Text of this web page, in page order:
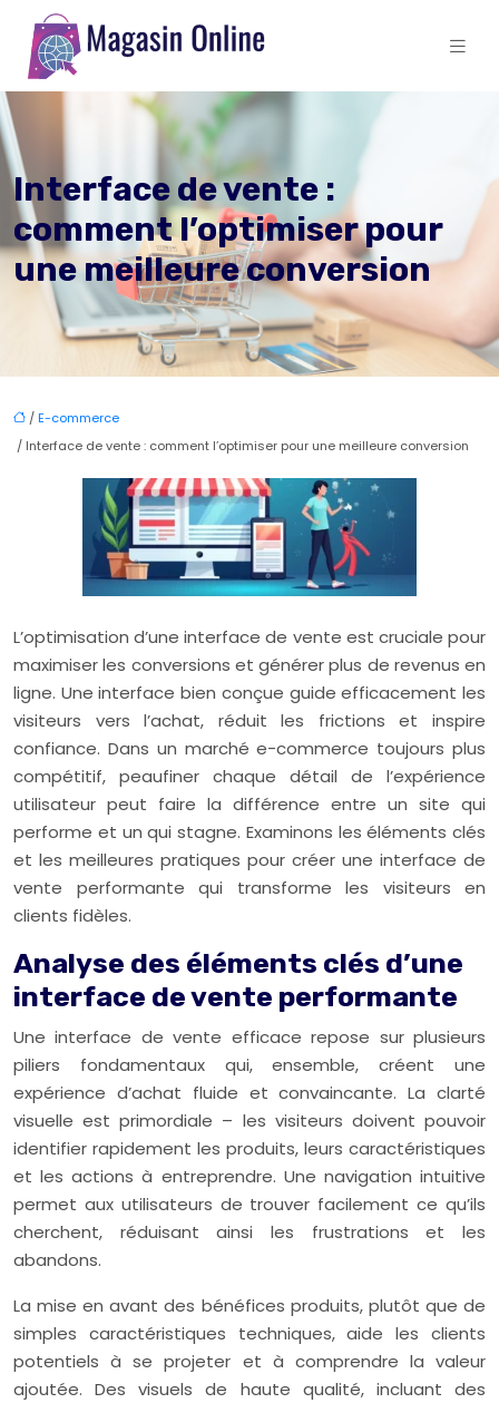
Interface de vente :
comment l’optimiser pour
une meilleure conversion
/E-commerce
/ Interface de vente : comment l’optimiser pour une meilleure conversion
L’optimisation d’une interface de vente est cruciale pour
maximiser les conversions et générer plus de revenus en
ligne. Une interface bien conçue guide efficacement les
visiteurs vers l’achat, réduit les frictions et inspire
confiance. Dans un marché e-commerce toujours plus
compétitif, peaufiner chaque détail de l’expérience
utilisateur peut faire la différence entre un site qui
performe et un qui stagne. Examinons les éléments clés
et les meilleures pratiques pour créer une interface de
vente performante qui transforme les visiteurs en
clients fidèles.
Analyse des éléments clés d’une
interface de vente performante
Une interface de vente efficace repose sur plusieurs
piliers fondamentaux qui, ensemble, créent une
expérience d’achat fluide et convaincante. La clarté
visuelle est primordiale – les visiteurs doivent pouvoir
identifier rapidement les produits, leurs caractéristiques
et les actions à entreprendre. Une navigation intuitive
permet aux utilisateurs de trouver facilement ce qu’ils
cherchent, réduisant ainsi les frustrations et les
abandons.
La mise en avant des bénéfices produits, plutôt que de
simples caractéristiques techniques, aide les clients
potentiels à se projeter et à comprendre la valeur
ajoutée. Des visuels de haute qualité, incluant des